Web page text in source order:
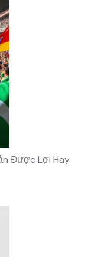
Được Lợi Hay